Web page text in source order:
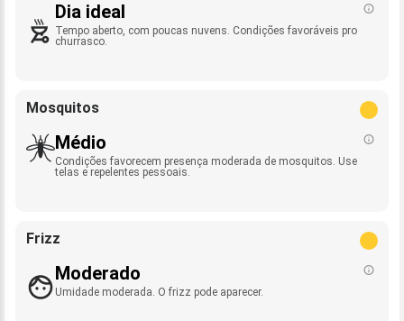
Dia ideal
Tempo aberto, com poucas nuvens. Condições favoráveis pro
churrasco.
Mosquitos
Médio
Condições favorecem presença moderada de mosquitos. Use
telas e repelentes pessoais.
Frizz
Moderado
Umidade moderada. O frizz pode aparecer.